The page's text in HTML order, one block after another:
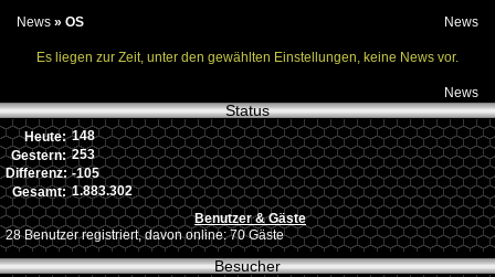
News » OS News
Es liegen zur Zeit, unter den gewählten Einstellungen, keine News vor.
News
Status
Heute: 148
Gestern: 253
Differenz: -105
Gesamt: 1.883.302
Benutzer & Gäste
28 Benutzer registriert, davon online: 70 Gäste
Besucher